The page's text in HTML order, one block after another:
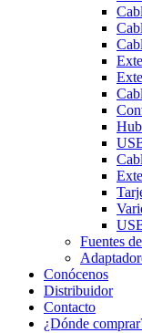
Fuentes
Conócenos
Distribuidor
Contacto
¿Dónde